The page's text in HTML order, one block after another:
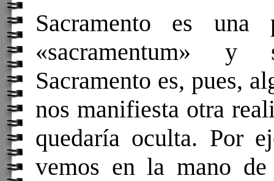
Sacramento es
«sacramentum» y
Sacramento es, pues,
nos manifiesta otra
quedaría oculta. Por
vemos en la mano